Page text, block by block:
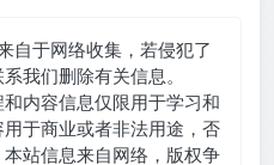
自于网络收集，若侵犯了
我们删除有关信息。
内容信息仅限用于学习和
于商业或者非法用途，否
站信息来自网络，版权争